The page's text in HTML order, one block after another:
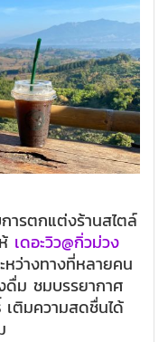
ารตกแต่งร้านสไตล์
เดอะวิว@กิ่วม่วง
ว่างทางที่หลายคน
ดื่ม ชมบรรยากาศ
ติมความสดชื่นได้